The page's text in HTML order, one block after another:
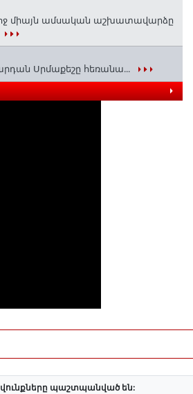
միայն ամսական աշխատավարձը
Սրմաքեշը հեռանա․․․
պաշտպանված են: